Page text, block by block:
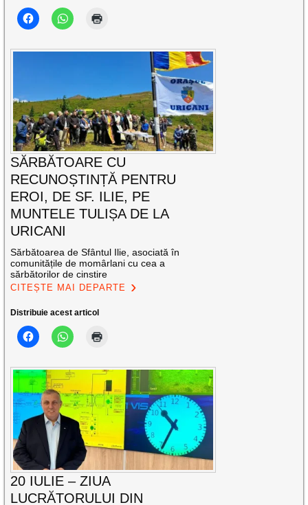
SĂRBĂTOARE CU
RECUNOȘTINȚĂ PENTRU
EROI, DE SF. ILIE, PE
MUNTELE TULIȘA DE LA
URICANI
Sărbătoarea de Sfântul Ilie, asociată în
comunitățile de momârlani cu cea a
sărbătorilor de cinstire
CITEȘTE MAI DEPARTE
Distribuie acest articol
20 IULIE – ZIUA
LUCRĂTORULUI DIN